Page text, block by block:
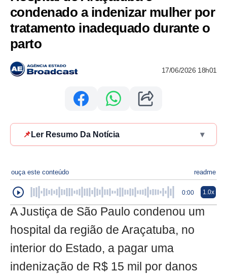
condenado a indenizar mulher por
tratamento inadequado durante o
parto
17/06/2026 18h01
📌 Ler Resumo Da Notícia ▾
ouça este conteúdo readme
0:00 1.0x
A Justiça de São Paulo condenou um
hospital da região de Araçatuba, no
interior do Estado, a pagar uma
indenização de R$ 15 mil por danos